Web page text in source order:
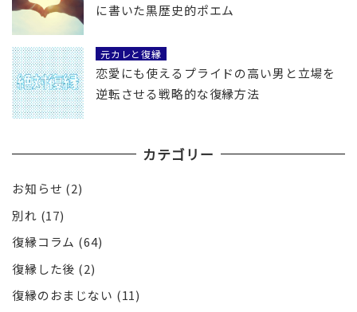
に書いた黒歴史的ポエム
元カレと復縁
恋愛にも使えるプライドの高い男と立場を
逆転させる戦略的な復縁方法
カテゴリー
お知らせ (2)
別れ (17)
復縁コラム (64)
復縁した後 (2)
復縁のおまじない (11)